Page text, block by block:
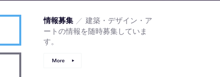
情報募集 ／ 建築・デザイン・ア
ートの情報を随時募集していま
す。
More